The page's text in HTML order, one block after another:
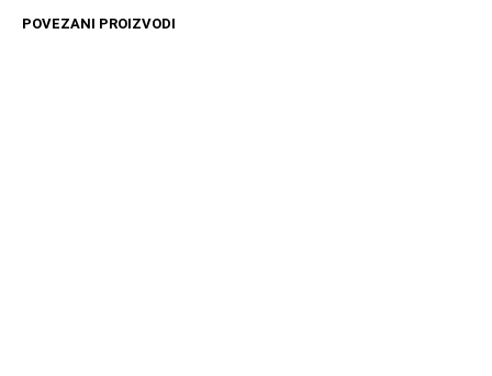
POVEZANI PROIZVODI